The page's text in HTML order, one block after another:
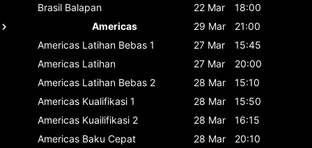
Brasil Balapan 22 Mar
18:00
Americas
29 Mar
21:00
Americas Latihan Bebas 1 27 Mar
15:45
Americas Latihan 27 Mar
20:00
Americas Latihan Bebas 2 28 Mar
15:10
Americas Kualifikasi 1 28 Mar
15:50
Americas Kuailifikasi 2 28 Mar
16:15
Americas Baku Cepat 28 Mar
20:10